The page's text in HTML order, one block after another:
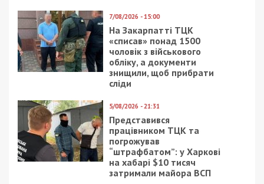
7/08/2026 - 15:00
На Закарпатті ТЦК
«списав» понад 1500
чоловік з військового
обліку, а документи
знищили, щоб прибрати
сліди
5/08/2026 - 21:31
Представився
працівником ТЦК та
погрожував
“штрафбатом”: у Харкові
на хабарі $10 тисяч
затримали майора ВСП